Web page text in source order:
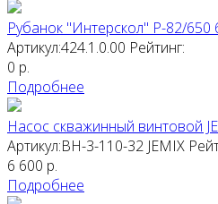
Рубанок "Интерскол" Р-82/650
Артикул:424.1.0.00 Рейтинг:
0 р.
Подробнее
Насос скважинный винтовой
Артикул:ВН-3-110-32 JEMIX
6 600 р.
Подробнее